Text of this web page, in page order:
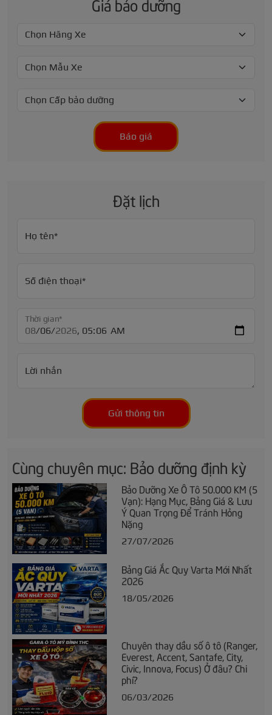
Báo giá
Đặt lịch
Họ tên*
Số điện thoại*
Thời gian*
Lời nhắn
Gửi thông tin
Cùng chuyên mục: Bảo dưỡng định kỳ
Bảo Dưỡng Xe Ô Tô 50.000 KM (5
Vạn): Hạng Mục, Bảng Giá & Lưu
Ý Quan Trọng Để Tránh Hỏng
Nặng
27/07/2026
Bảng Giá Ắc Quy Varta Mới Nhất
2026
18/05/2026
Chuyên thay dầu số ô tô (Ranger,
Everest, Accent, Santafe, City,
Civic, Innova, Focus) Ở đâu? Chi
phí?
06/03/2026